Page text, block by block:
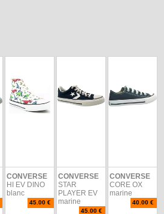
CONVERSE
HI EV DINO
blanc
45.00 €
CONVERSE
STAR
PLAYER EV
marine
45.00 €
CONVERSE
CORE OX
marine
40.00 €